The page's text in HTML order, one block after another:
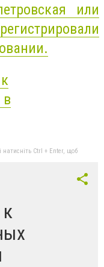
или
натисніть Ctrl + Enter, щоб